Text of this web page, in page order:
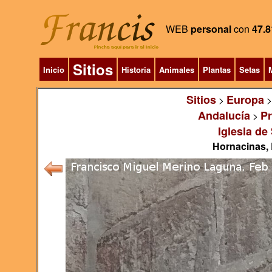
WEB personalcon
Inicio Sitios Historia Animales Plantas Setas
Sitios> Europa
Andalucía >
Iglesia de
Hornacinas,